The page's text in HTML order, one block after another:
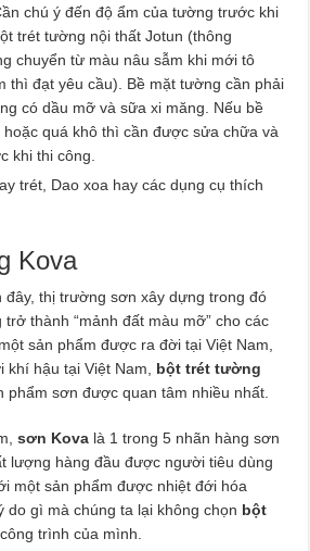
chú ý đến độ ẩm của tường trước khi
trét tường nội thất Jotun (thông
chuyển từ màu nâu sẫm khi mới tô
thì đạt yêu cầu). Bề mặt tường cần phải
có dầu mỡ và sữa xi măng. Nếu bề
quá khô thì cần được sửa chữa và
khi thi công.
trét, Dao xoa hay các dụng cụ thích
Kova
đây, thị trường sơn xây dựng trong đó
thành “mảnh đất màu mỡ” cho các
sản phẩm được ra đời tại Việt Nam,
hậu tại Việt Nam,
bột trét tường
phẩm sơn được quan tâm nhiều nhất.
sơn Kova là 1 trong 5 nhãn hàng sơn
lượng hàng đầu được người tiêu dùng
một sản phẩm được nhiệt đới hóa
do gì mà chúng ta lại không chọn bột
trình của mình.